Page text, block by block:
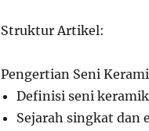
Struktur Artikel:
Pengertian Seni
Definisi seni
Sejarah singkat dan